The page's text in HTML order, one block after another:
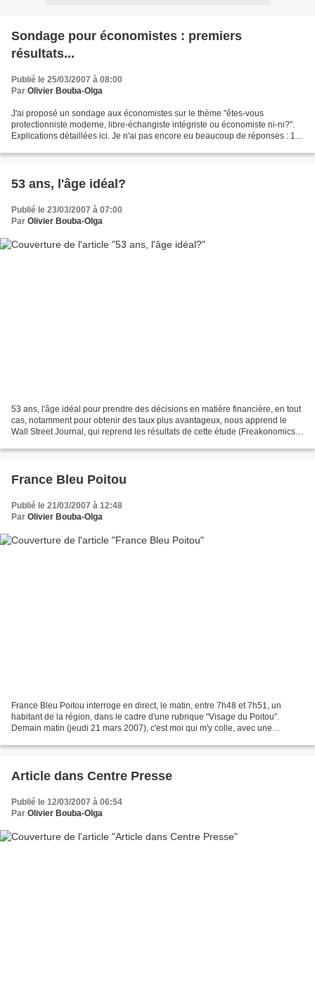
Sondage pour économistes : premiers
résultats...
Publié le 25/03/2007 à 08:00
Par Olivier Bouba-Olga
J'ai proposé un sondage aux économistes sur le thème "êtes-vous
protectionniste moderne, libre-échangiste intégriste ou économiste ni-ni?".
Explications détaillées ici. Je n'ai pas encore eu beaucoup de réponses : 19
53 ans, l'âge idéal?
Publié le 23/03/2007 à 07:00
Par Olivier Bouba-Olga
53 ans, l'âge idéal pour prendre des décisions en matière financière, en tout
cas, notamment pour obtenir des taux plus avantageux, nous apprend le
Wall Street Journal, qui reprend les résultats de cette étude (Freakonomics
France Bleu Poitou
Publié le 21/03/2007 à 12:48
Par Olivier Bouba-Olga
France Bleu Poitou interroge en direct, le matin, entre 7h48 et 7h51, un
habitant de la région, dans le cadre d'une rubrique "Visage du Poitou".
Demain matin (jeudi 21 mars 2007), c'est moi qui m'y colle, avec une
Article dans Centre Presse
Publié le 12/03/2007 à 06:54
Par Olivier Bouba-Olga